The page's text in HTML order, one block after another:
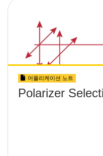
어플리케이션 노트
Polarizer